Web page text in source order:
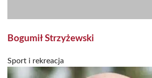
Bogumił Strzyżewski
Sport i rekreacja